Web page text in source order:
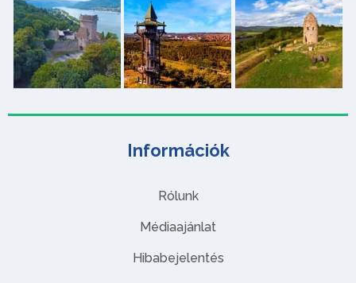
Információk
Rólunk
Médiaajánlat
Hibabejelentés